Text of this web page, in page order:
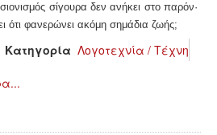
σίγουρα δεν ανήκει στο παρόν·
ότι φανερώνει ακόμη σημάδια ζωής;
Κατηγορία Λογοτεχνία / Τέχνη